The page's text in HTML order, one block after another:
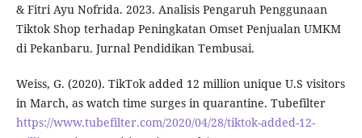
& Fitri Ayu Nofrida. 2023. Analisis Pengaruh Penggunaan
Tiktok Shop terhadap Peningkatan Omset Penjualan UMKM
di Pekanbaru. Jurnal Pendidikan Tembusai.
Weiss, G. (2020). TikTok added 12 million unique U.S visitors
in March, as watch time surges in quarantine. Tubefilter
https://www.tubefilter.com/2020/04/28/tiktok-added-12-